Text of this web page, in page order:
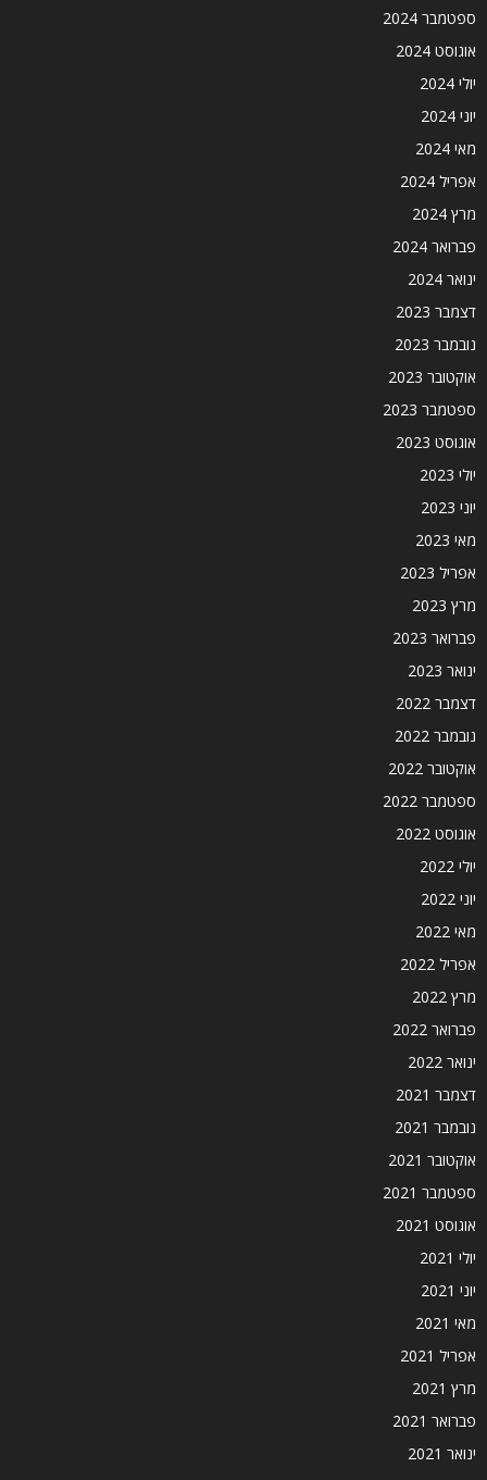
ספטמבר 2024
אוגוסט 2024
יולי 2024
יוני 2024
מאי 2024
אפריל 2024
מרץ 2024
פברואר 2024
ינואר 2024
דצמבר 2023
נובמבר 2023
אוקטובר 2023
ספטמבר 2023
אוגוסט 2023
יולי 2023
יוני 2023
מאי 2023
אפריל 2023
מרץ 2023
פברואר 2023
ינואר 2023
דצמבר 2022
נובמבר 2022
אוקטובר 2022
ספטמבר 2022
אוגוסט 2022
יולי 2022
יוני 2022
מאי 2022
אפריל 2022
מרץ 2022
פברואר 2022
ינואר 2022
דצמבר 2021
נובמבר 2021
אוקטובר 2021
ספטמבר 2021
אוגוסט 2021
יולי 2021
יוני 2021
מאי 2021
אפריל 2021
מרץ 2021
פברואר 2021
ינואר 2021